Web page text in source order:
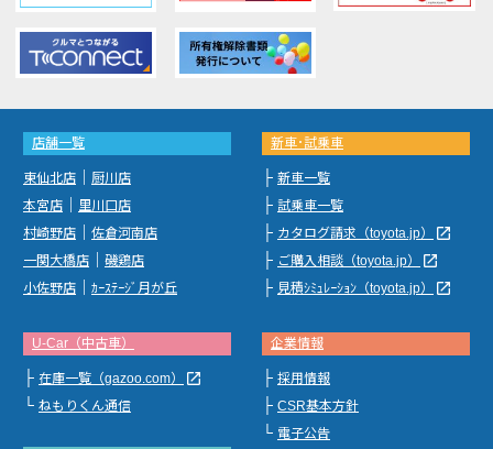
店舗一覧
東仙北店
厨川店
本宮店
里川口店
村崎野店
佐倉河南店
一関大橋店
磯鶏店
小佐野店
ｶｰｽﾃｰｼﾞ月が丘
新車･試乗車
├ 新車一覧
├ 試乗車一覧
├ カタログ請求（toyota.jp）
launch
├ ご購入相談（toyota.jp）
launch
├ 見積ｼﾐｭﾚｰｼｮﾝ（toyota.jp） launch
U-Car（中古車）
├ 在庫一覧（gazoo.com）
launch
└ ねもりくん通信
企業情報
├ 採用情報
├ CSR基本方針
└ 電子公告